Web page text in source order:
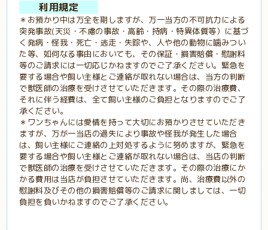
利用規定
＊お預かり中は万全を期しますが、万一当方の不可抗力による
突発事故(天災・不慮の事故・高齢・持病・特異体質等）に基づ
く発病・怪我・死亡・逃走・失踪や、人や他の動物に噛みつい
た等、如何なる事由においても、その保証・損害賠償・慰謝料
等のご請求には一切応じかねますのでご了承ください。緊急を
要する場合や飼い主様とご連絡が取れない場合は、当方の判断
で獣医師の治療を受けさせていただきます。その際の治療費、
それに伴う経費は、全て飼い主様のご負担となりますのでご了
承ください。
＊ワンちゃんには愛情を持って大切にお預かりさせていただき
ますが、万が一当店の過失により事故や怪我が発生した場合
は、飼い主様にご連絡の上対処するように努めますが、緊急を
要する場合や飼い主様とご連絡が取れない場合は、当店の判断
で獣医師の治療を受けさせていただきます。その際の治療にか
かる費用は当店が負担させていただきます。尚、治療費以外の
慰謝料及びその他の損害賠償等のご請求に関しましては、一切
負担を負いかねますのでご了承ください。